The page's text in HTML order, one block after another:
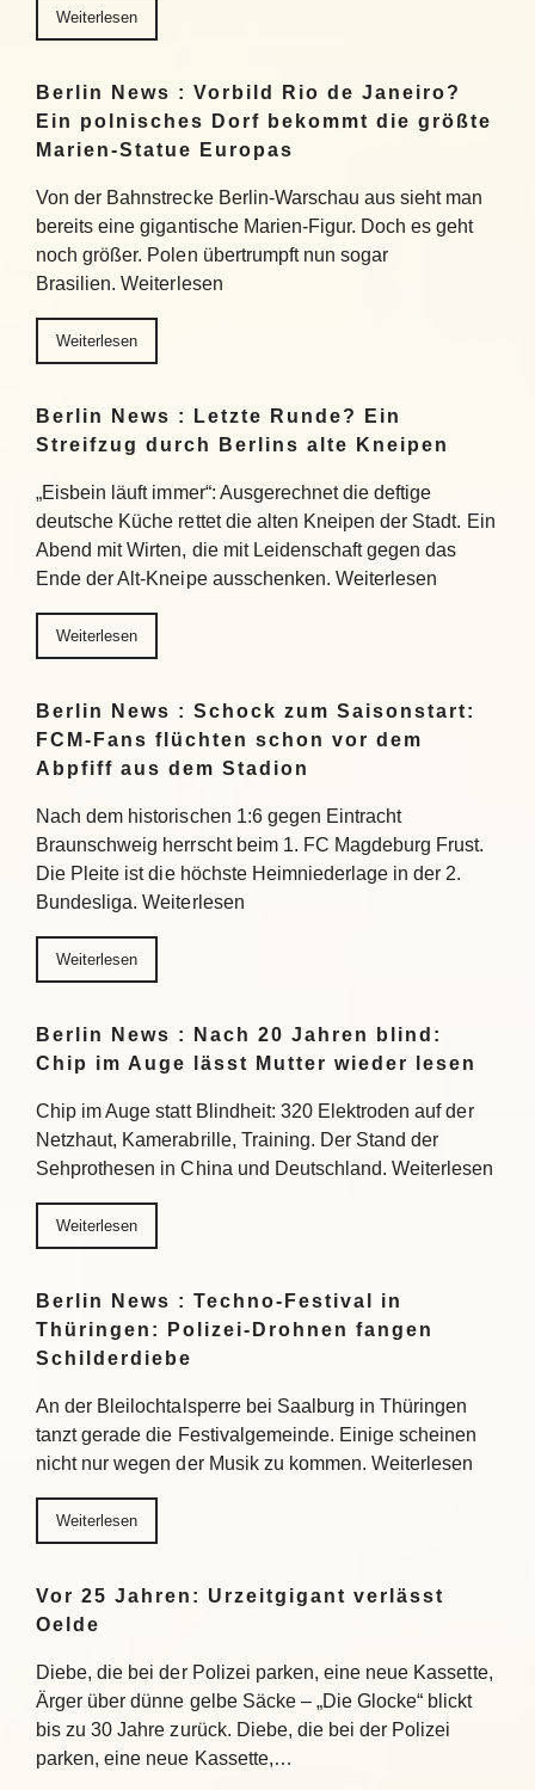
Weiterlesen
Berlin News : Vorbild Rio de Janeiro?
Ein polnisches Dorf bekommt die größte
Marien-Statue Europas
Von der Bahnstrecke Berlin-Warschau aus sieht man
bereits eine gigantische Marien-Figur. Doch es geht
noch größer. Polen übertrumpft nun sogar
Brasilien. Weiterlesen
Weiterlesen
Berlin News : Letzte Runde? Ein
Streifzug durch Berlins alte Kneipen
„Eisbein läuft immer“: Ausgerechnet die deftige
deutsche Küche rettet die alten Kneipen der Stadt. Ein
Abend mit Wirten, die mit Leidenschaft gegen das
Ende der Alt-Kneipe ausschenken. Weiterlesen
Weiterlesen
Berlin News : Schock zum Saisonstart:
FCM-Fans flüchten schon vor dem
Abpfiff aus dem Stadion
Nach dem historischen 1:6 gegen Eintracht
Braunschweig herrscht beim 1. FC Magdeburg Frust.
Die Pleite ist die höchste Heimniederlage in der 2.
Bundesliga. Weiterlesen
Weiterlesen
Berlin News : Nach 20 Jahren blind:
Chip im Auge lässt Mutter wieder lesen
Chip im Auge statt Blindheit: 320 Elektroden auf der
Netzhaut, Kamerabrille, Training. Der Stand der
Sehprothesen in China und Deutschland. Weiterlesen
Weiterlesen
Berlin News : Techno-Festival in
Thüringen: Polizei-Drohnen fangen
Schilderdiebe
An der Bleilochtalsperre bei Saalburg in Thüringen
tanzt gerade die Festivalgemeinde. Einige scheinen
nicht nur wegen der Musik zu kommen. Weiterlesen
Weiterlesen
Vor 25 Jahren: Urzeitgigant verlässt
Oelde
Diebe, die bei der Polizei parken, eine neue Kassette,
Ärger über dünne gelbe Säcke – „Die Glocke“ blickt
bis zu 30 Jahre zurück. Diebe, die bei der Polizei
parken, eine neue Kassette,…